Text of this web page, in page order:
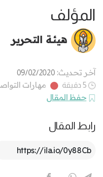
المؤلف
هيئة التحرير
آخر تحديث: 09/02/2020
5 دقيقة
مهارات
حفظ المقال
رابط المقال